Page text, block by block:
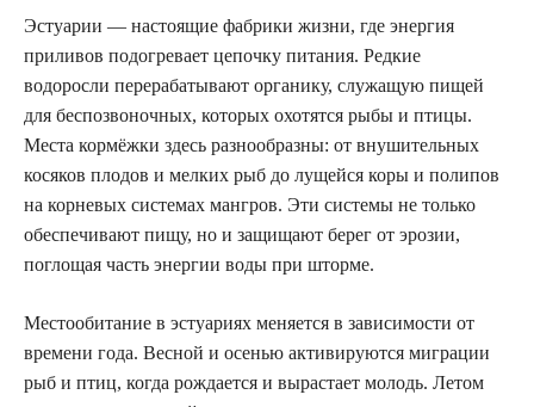
Эстуарии — настоящие фабрики жизни, где энергия
приливов подогревает цепочку питания. Редкие
водоросли перерабатывают органику, служащую пищей
для беспозвоночных, которых охотятся рыбы и птицы.
Места кормёжки здесь разнообразны: от внушительных
косяков плодов и мелких рыб до лущейся коры и полипов
на корневых системах мангров. Эти системы не только
обеспечивают пищу, но и защищают берег от эрозии,
поглощая часть энергии воды при шторме.
Местообитание в эстуариях меняется в зависимости от
времени года. Весной и осенью активируются миграции
рыб и птиц, когда рождается и вырастает молодь. Летом